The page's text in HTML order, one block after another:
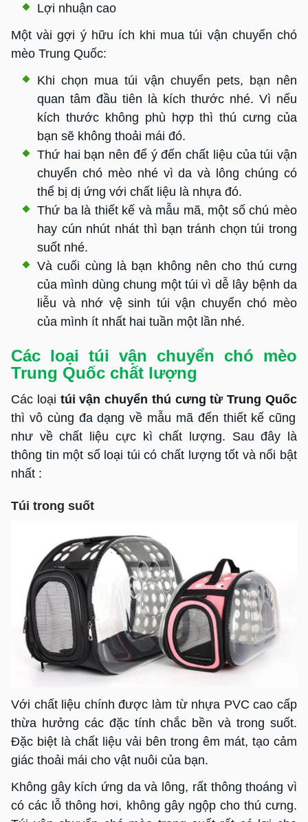
Lợi nhuận cao
Một vài gợi ý hữu ích khi mua túi vận chuyển chó
mèo Trung Quốc:
Khi chọn mua túi vận chuyển pets, bạn nên
quan tâm đầu tiên là kích thước nhé. Vì nếu
kích thước không phù hợp thì thú cưng của
bạn sẽ không thoải mái đó.
Thứ hai bạn nên để ý đến chất liệu của túi vận
chuyển chó mèo nhé vì da và lông chúng có
thể bị dị ứng với chất liệu là nhựa đó.
Thứ ba là thiết kế và mẫu mã, một số chú mèo
hay cún nhút nhát thì bạn tránh chọn túi trong
suốt nhé.
Và cuối cùng là bạn không nên cho thú cưng
của mình dùng chung một túi vì dễ lây bệnh da
liễu và nhớ vệ sinh túi vận chuyển chó mèo
của mình ít nhất hai tuần một lần nhé.
Các loại túi vận chuyển chó mèo
Trung Quốc chất lượng
Các loại túi vận chuyển thú cưng từ Trung Quốc
thì vô cùng đa dạng về mẫu mã đến thiết kế cũng
như về chất liệu cực kì chất lượng. Sau đây là
thông tin một số loại túi có chất lượng tốt và nổi bật
nhất :
Túi trong suốt
Với chất liệu chính được làm từ nhựa PVC cao cấp
thừa hưởng các đặc tính chắc bền và trong suốt.
Đặc biệt là chất liệu vải bên trong êm mát, tạo cảm
giác thoải mái cho vật nuôi của bạn.
Không gây kích ứng da và lông, rất thông thoáng vì
có các lỗ thông hơi, không gây ngộp cho thú cưng.